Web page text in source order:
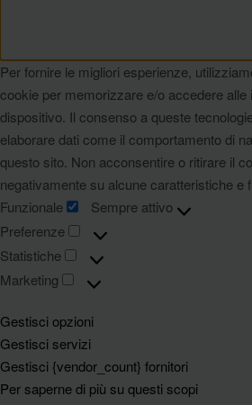
Per fornire le migliori esperienze,
cookie per memorizzare e/o accedere alle
dispositivo. Il consenso a queste
elaborare dati come il comportamento di
questo sito. Non acconsentire o ritirare il
negativamente su alcune caratteristiche e
Funzionale
Sempre attivo
Preferenze
Statistiche
Marketing
Gestisci opzioni
Gestisci servizi
Gestisci {vendor_count} fornitori
Per saperne di più su questi scopi